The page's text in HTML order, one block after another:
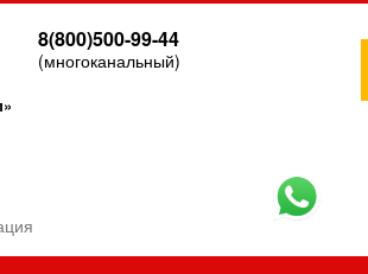
8(800)500-99-44
(многоканальный)